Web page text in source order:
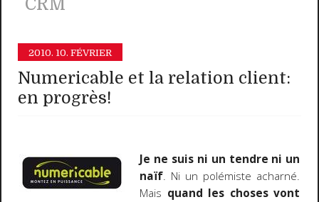
CRM
2010. 10. FÉVRIER
Numericable et la relation client:
en progrès!
Je ne suis ni un tendre ni un
naïf. Ni un polémiste acharné.
Mais quand les choses vont